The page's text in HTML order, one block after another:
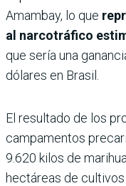
Amambay, lo que
al narcotráfico
que sería una
dólares en Brasil.
El resultado de los
campamentos
9.620 kilos de
hectáreas de